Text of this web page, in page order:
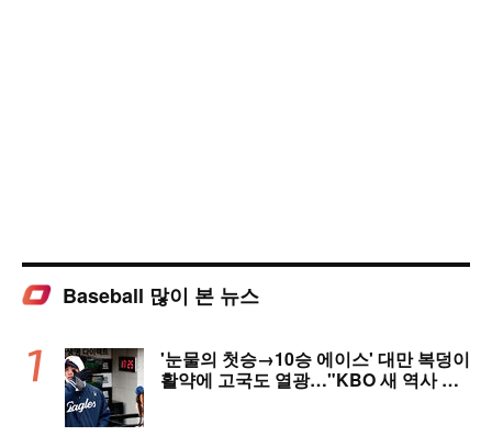
Baseball 많이 본 뉴스
'눈물의 첫승→10승 에이스' 대만 복덩이
활약에 고국도 열광…"KBO 새 역사 썼